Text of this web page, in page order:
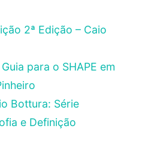
2ª Edição – Caio
para o SHAPE em
Bottura: Série
e Definição